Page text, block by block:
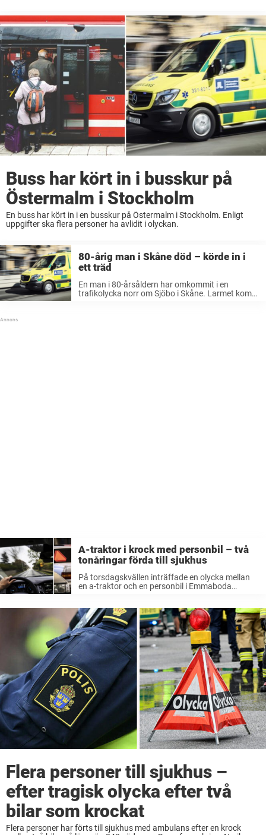
Buss har kört in i busskur på
Östermalm i Stockholm
En buss har kört in i en busskur på Östermalm i Stockholm. Enligt
uppgifter ska flera personer ha avlidit i olyckan.
80-årig man i Skåne död – körde in i
ett träd
En man i 80-årsåldern har omkommit i en
trafikolycka norr om Sjöbo i Skåne. Larmet kom
A-traktor i krock med personbil – två
tonåringar förda till sjukhus
På torsdagskvällen inträffade en olycka mellan
en a-traktor och en personbil i Emmaboda
rapportera om händelsen. Det var vid 18-tiden ...
Flera personer till sjukhus –
efter tragisk olycka efter två
bilar som krockat
Flera personer har förts till sjukhus med ambulans efter en krock